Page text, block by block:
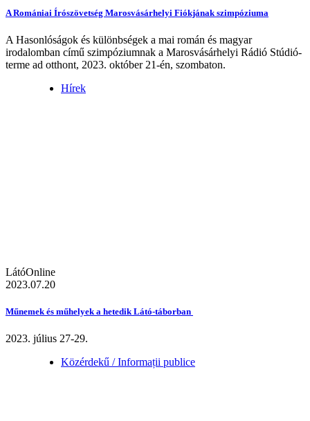
A Romániai Írószövetség Marosvásárhelyi Fiókjának szimpóziuma
A Hasonlóságok és különbségek a mai román és magyar
irodalomban című szimpóziumnak a Marosvásárhelyi Rádió Stúdió-
terme ad otthont, 2023. október 21-én, szombaton.
Hírek
LátóOnline
2023.07.20
Műnemek és műhelyek a hetedik Látó-táborban
2023. július 27-29.
Közérdekű / Informații publice